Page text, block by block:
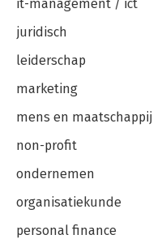
it-management / ict
juridisch
leiderschap
marketing
mens en maatschappij
non-profit
ondernemen
organisatiekunde
personal finance